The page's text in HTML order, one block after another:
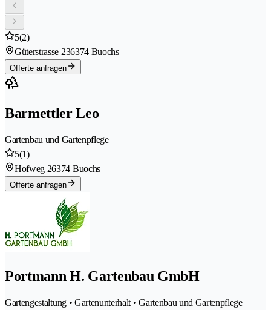
5(2)
Güterstrasse 236374 Buochs
Offerte anfragen
Barmettler Leo
Gartenbau und Gartenpflege
5(1)
Hofweg 26374 Buochs
Offerte anfragen
Portmann H. Gartenbau GmbH
Gartengestaltung • Gartenunterhalt • Gartenbau und Gartenpflege